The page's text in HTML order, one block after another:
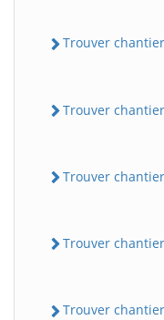
Trouver chantier
Trouver
Trouver
Trouver
Trouver